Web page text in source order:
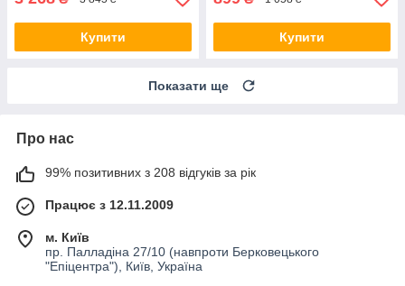
Купити Купити
Показати ще
Про нас
99% позитивних з 208 відгуків за рік
Працює з 12.11.2009
м. Київ
пр. Палладіна 27/10 (навпроти Берковецького
"Епіцентра"), Київ, Україна